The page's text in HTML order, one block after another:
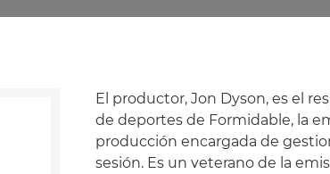
El productor, Jon Dyson, es el
de deportes de Formidable, la
producción encargada de
sesión. Es un veterano de la